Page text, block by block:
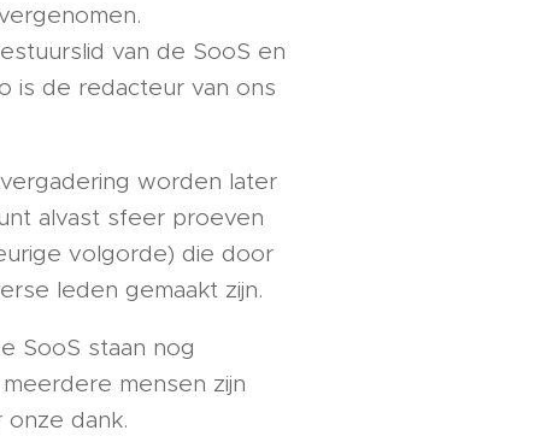
van de SooS en
is de redacteur van ons
worden later
alvast sfeer proeven
volgorde) die door
leden gemaakt zijn.
SooS staan nog
mensen zijn
dank.